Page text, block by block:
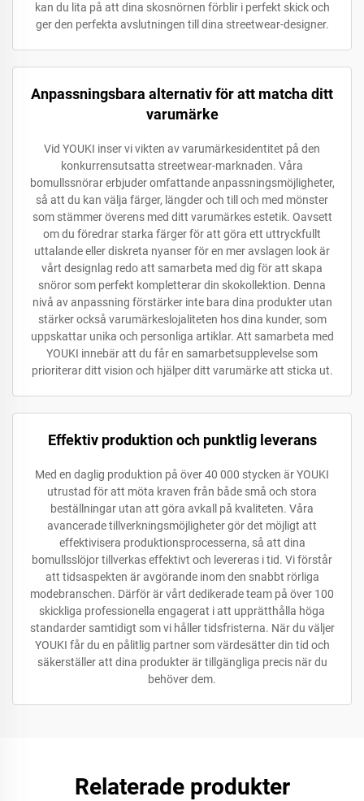
kan du lita på att dina skosnörnen förblir i perfekt skick och
ger den perfekta avslutningen till dina streetwear-designer.
Anpassningsbara alternativ för att matcha ditt
varumärke
Vid YOUKI inser vi vikten av varumärkesidentitet på den
konkurrensutsatta streetwear-marknaden. Våra
bomullssnörar erbjuder omfattande anpassningsmöjligheter,
så att du kan välja färger, längder och till och med mönster
som stämmer överens med ditt varumärkes estetik. Oavsett
om du föredrar starka färger för att göra ett uttryckfullt
uttalande eller diskreta nyanser för en mer avslagen look är
vårt designlag redo att samarbeta med dig för att skapa
snöror som perfekt kompletterar din skokollektion. Denna
nivå av anpassning förstärker inte bara dina produkter utan
stärker också varumärkeslojaliteten hos dina kunder, som
uppskattar unika och personliga artiklar. Att samarbeta med
YOUKI innebär att du får en samarbetsupplevelse som
prioriterar ditt vision och hjälper ditt varumärke att sticka ut.
Effektiv produktion och punktlig leverans
Med en daglig produktion på över 40 000 stycken är YOUKI
utrustad för att möta kraven från både små och stora
beställningar utan att göra avkall på kvaliteten. Våra
avancerade tillverkningsmöjligheter gör det möjligt att
effektivisera produktionsprocesserna, så att dina
bomullsslöjor tillverkas effektivt och levereras i tid. Vi förstår
att tidsaspekten är avgörande inom den snabbt rörliga
modebranschen. Därför är vårt dedikerade team på över 100
skickliga professionella engagerat i att upprätthålla höga
standarder samtidigt som vi håller tidsfristerna. När du väljer
YOUKI får du en pålitlig partner som värdesätter din tid och
säkerställer att dina produkter är tillgängliga precis när du
behöver dem.
Relaterade produkter